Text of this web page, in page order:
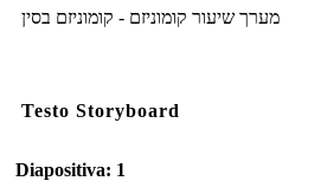
מערך שיעור קומוניזם - קומוניזם בסין
Testo Storyboard
Diapositiva: 1